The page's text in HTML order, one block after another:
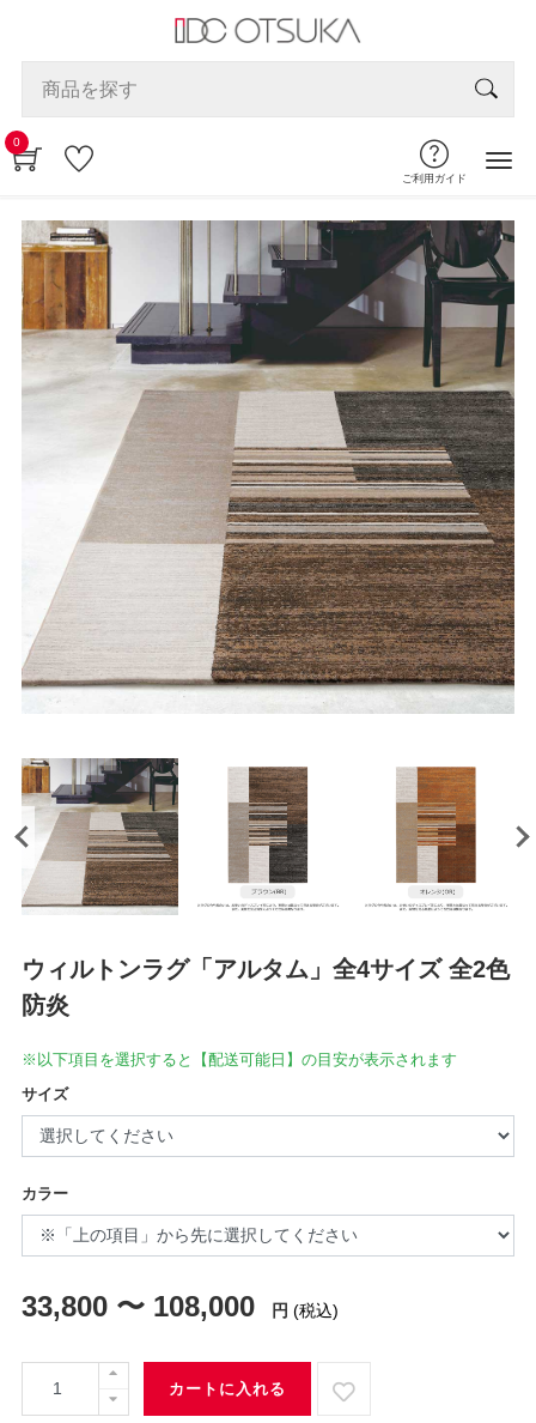
0
ご利用ガイド
ウィルトンラグ「アルタム」全4サイズ 全2色
防炎
※以下項目を選択すると【配送可能日】の目安が表示されます
サイズ
カラー
33,800 〜 108,000 円 (税込)
カートに入れる